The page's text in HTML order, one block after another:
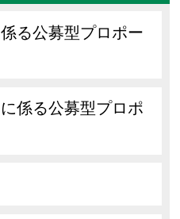
る公募型プロポー
係る公募型プロポ